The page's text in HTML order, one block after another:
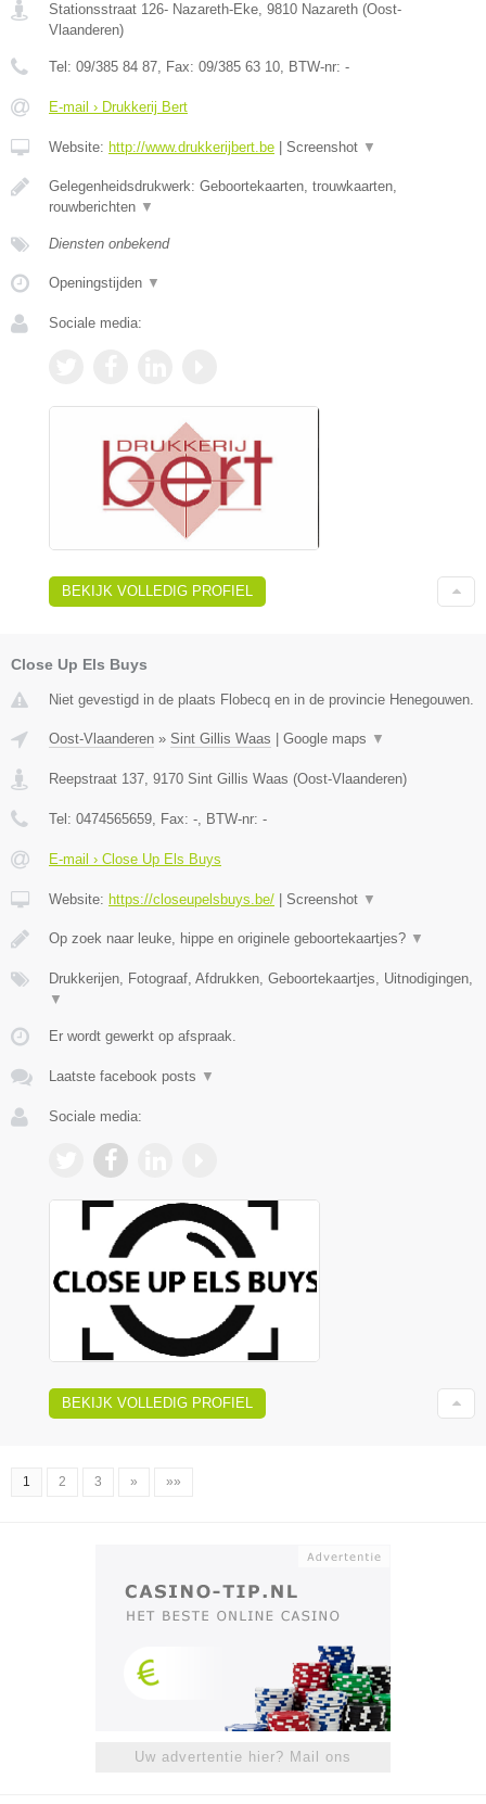
Stationsstraat 126- Nazareth-Eke, 9810 Nazareth (Oost-
Vlaanderen)
Tel: 09/385 84 87, Fax: 09/385 63 10, BTW-nr: -
E-mail › Drukkerij Bert
Website: http://www.drukkerijbert.be Screenshot ▼
Gelegenheidsdrukwerk: Geboortekaarten, trouwkaarten,
rouwberichten ▼
Diensten onbekend
Openingstijden ▼
Sociale media:
BEKIJK VOLLEDIG PROFIEL
Close Up Els Buys
Niet gevestigd in de plaats Flobecq en in de provincie Henegouwen.
Oost-Vlaanderen » Sint Gillis Waas Google maps ▼
Reepstraat 137, 9170 Sint Gillis Waas (Oost-Vlaanderen)
Tel: 0474565659, Fax: -, BTW-nr: -
E-mail › Close Up Els Buys
Website: https://closeupelsbuys.be/ Screenshot ▼
Op zoek naar leuke, hippe en originele geboortekaartjes? ▼
Drukkerijen, Fotograaf, Afdrukken, Geboortekaartjes, Uitnodigingen,
▼
Er wordt gewerkt op afspraak.
Laatste facebook posts ▼
Sociale media:
BEKIJK VOLLEDIG PROFIEL
1 2 3 » »»
Uw advertentie hier? Mail ons